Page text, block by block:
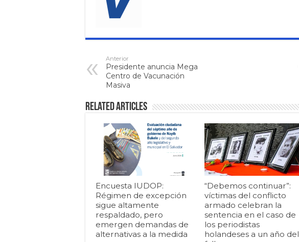
Anterior
Presidente anuncia Mega
Centro de Vacunación
Masiva
Related Articles
Encuesta IUDOP:
Régimen de excepción
sigue altamente
respaldado, pero
emergen demandas de
alternativas a la medida
“Debemos continuar”:
víctimas del conflicto
armado celebran la
sentencia en el caso de
los periodistas
holandeses a un año del